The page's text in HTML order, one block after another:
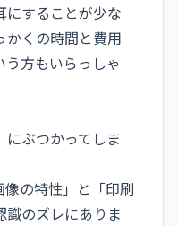
することが少な
かくの時間と費用
方もいらっしゃ
ぶつかってしま
の特性」と「印刷
識のズレにありま